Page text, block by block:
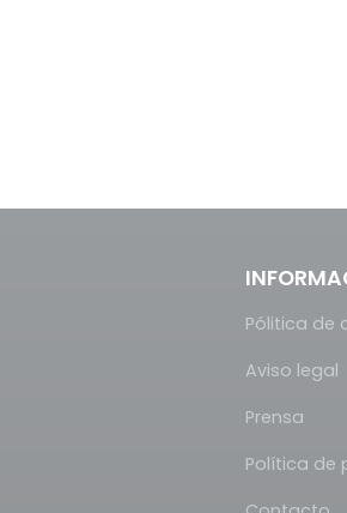
Pólitica de
Aviso legal
Prensa
Política de